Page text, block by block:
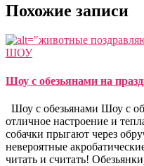
Похожие записи
ШОУ
Шоу с обезьянами на
Шоу с обезьянами Шоу с
отличное настроение и
собачки прыгают через
невероятные
читать и считать! Обезьянки